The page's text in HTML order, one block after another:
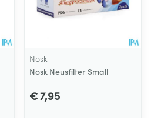
Nosk
Nosk Neusfilter Small
€ 7,95